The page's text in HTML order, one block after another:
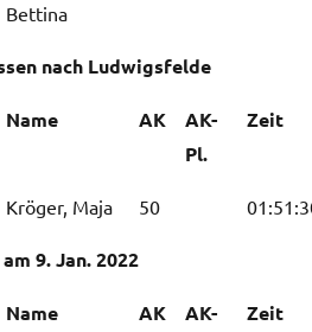
Bettina
nach Ludwigsfelde
Name AK
AK-
Pl.
Zeit
Kröger, Maja 50
9. Jan. 2022
Name AK
AK-
Zeit